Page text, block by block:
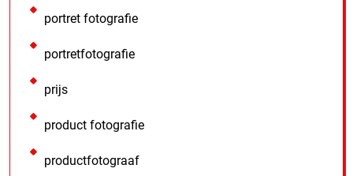
portret fotografie
portretfotografie
prijs
product fotografie
productfotograaf